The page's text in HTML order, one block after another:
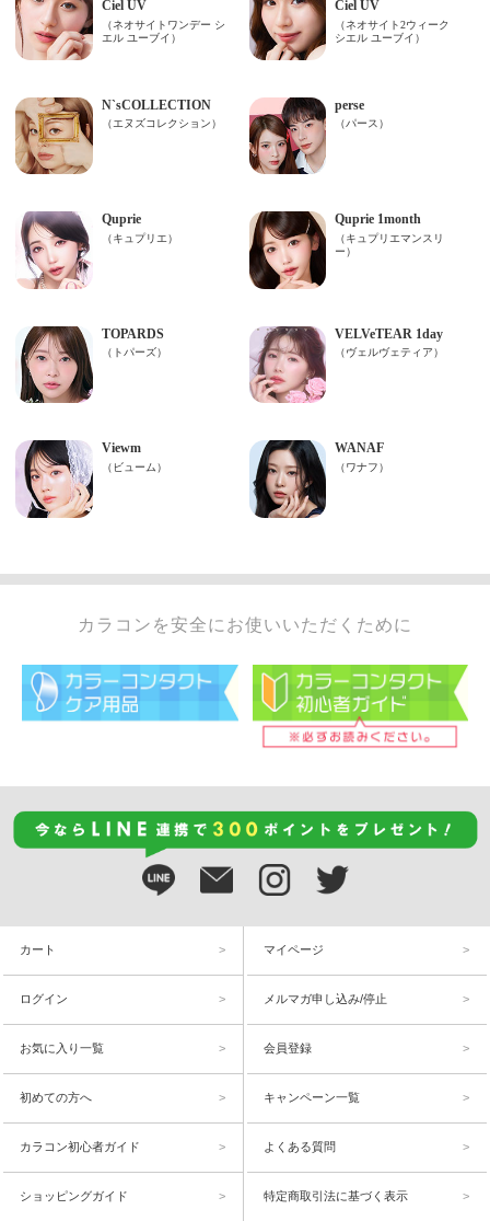
カラコンを安全にお使いいただくために
カート マイページ
ログイン メルマガ申し込み/停止
お気に入り一覧 会員登録
初めての方へ キャンペーン一覧
カラコン初心者ガイド よくある質問
ショッピングガイド 特定商取引法に基づく表示